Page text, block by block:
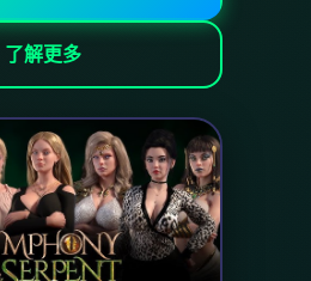
了解更多